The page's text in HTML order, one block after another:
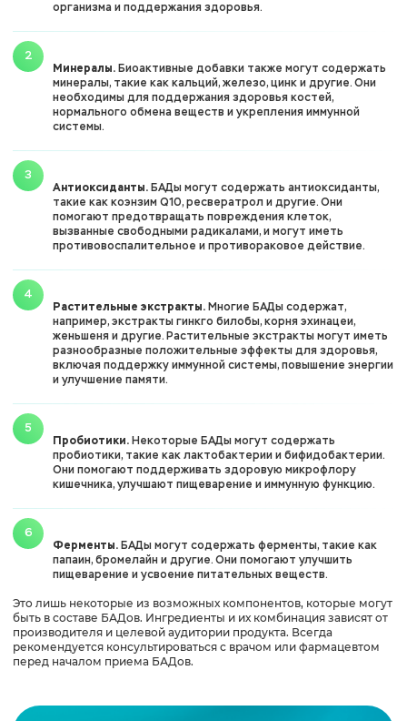
организма и поддержания здоровья.
Минералы. Биоактивные добавки также могут содержать
минералы, такие как кальций, железо, цинк и другие. Они
необходимы для поддержания здоровья костей,
нормального обмена веществ и укрепления иммунной
системы.
Антиоксиданты. БАДы могут содержать антиоксиданты,
такие как коэнзим Q10, ресвератрол и другие. Они
помогают предотвращать повреждения клеток,
вызванные свободными радикалами, и могут иметь
противовоспалительное и противораковое действие.
Растительные экстракты. Многие БАДы содержат,
например, экстракты гинкго билобы, корня эхинацеи,
женьшеня и другие. Растительные экстракты могут иметь
разнообразные положительные эффекты для здоровья,
включая поддержку иммунной системы, повышение энергии
и улучшение памяти.
Пробиотики. Некоторые БАДы могут содержать
пробиотики, такие как лактобактерии и бифидобактерии.
Они помогают поддерживать здоровую микрофлору
кишечника, улучшают пищеварение и иммунную функцию.
Ферменты. БАДы могут содержать ферменты, такие как
папаин, бромелайн и другие. Они помогают улучшить
пищеварение и усвоение питательных веществ.
Это лишь некоторые из возможных компонентов, которые могут
быть в составе БАДов. Ингредиенты и их комбинация зависят от
производителя и целевой аудитории продукта. Всегда
рекомендуется консультироваться с врачом или фармацевтом
перед началом приема БАДов.